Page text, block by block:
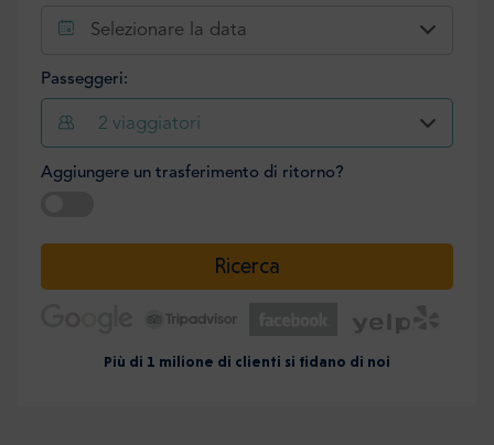
Selezionare la data
Passeggeri:
2 viaggiatori
Aggiungere un trasferimento di ritorno?
Ricerca
Più di 1 milione di clienti si fidano di noi